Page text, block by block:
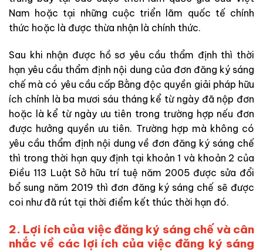
Nam hoặc tại những cuộc triển lãm quốc tế chính
thức hoặc là được thừa nhận là chính thức.
Sau khi nhận được hồ sơ yêu cầu thẩm định thì thời
hạn yêu cầu thẩm định nội dung của đơn đăng ký sáng
chế mà có yêu cầu cấp Bằng độc quyền giải pháp hữu
ích chính là ba mươi sáu tháng kể từ ngày đã nộp đơn
hoặc là kể từ ngày ưu tiên trong trường hợp nếu đơn
được hưởng quyền ưu tiên. Trường hợp mà không có
yêu cầu thẩm định nội dung về đơn đăng ký sáng chế
thì trong thời hạn quy định tại khoản 1 và khoản 2 của
Điều 113 Luật Sở hữu trí tuệ năm 2005 được sửa đổi
bổ sung năm 2019 thì đơn đăng ký sáng chế sẽ được
coi như đã rút tại thời điểm kết thúc thời hạn đó.
2. Lợi ích của việc đăng ký sáng chế và cân
nhắc về các lợi ích của việc đăng ký sáng